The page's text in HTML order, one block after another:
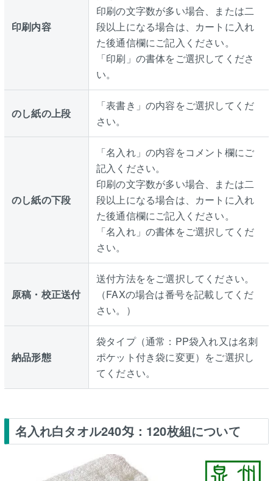
印刷内容
印刷の文字数が多い場合、または二
段以上になる場合は、カートに入れ
た後通信欄にご記入ください。
「印刷」の書体をご選択してくださ
い。
のし紙の上段
「表書き」の内容をご選択してくだ
さい。
のし紙の下段
「名入れ」の内容をコメント欄にご
記入ください。
印刷の文字数が多い場合、または二
段以上になる場合は、カートに入れ
た後通信欄にご記入ください。
「名入れ」の書体をご選択してくだ
さい。
原稿・校正送付
送付方法ををご選択してください。
（FAXの場合は番号を記載してくだ
さい。）
納品形態
袋タイプ（通常：PP袋入れ又は名刺
ポケット付き袋に変更）をご選択し
てください。
名入れ白タオル240匁：120枚組について